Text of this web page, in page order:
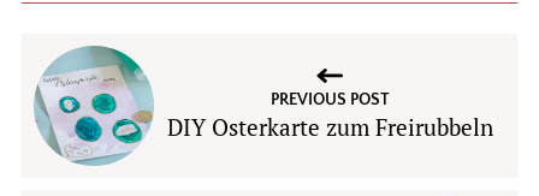
PREVIOUS POST
DIY Osterkarte zum Freirubbeln